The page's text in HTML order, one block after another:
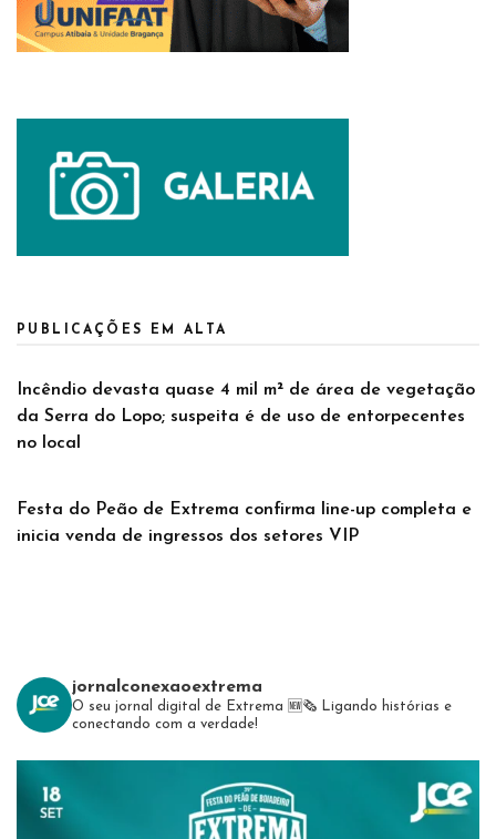
PUBLICAÇÕES EM ALTA
Incêndio devasta quase 4 mil m² de área de vegetação
da Serra do Lopo; suspeita é de uso de entorpecentes
no local
Festa do Peão de Extrema confirma line-up completa e
inicia venda de ingressos dos setores VIP
jornalconexaoextrema
O seu jornal digital de Extrema 🆕️🗞 Ligando histórias e
conectando com a verdade!